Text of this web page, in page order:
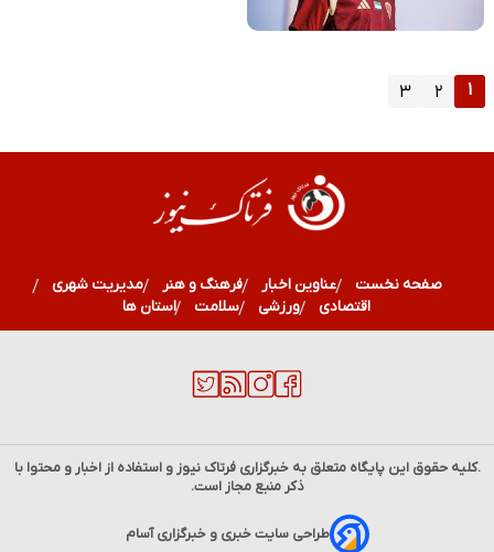
۱ ۲ ۳
صفحه نخست عناوین اخبار فرهنگ و هنر
مدیریت شهری
اقتصادی
ورزشی سلامت استان ها
.کلیه حقوق این پایگاه متعلق به خبرگزاریفرتاک نیوز و استفاده از اخبار و محتوا با
ذکر منبع مجاز است.
طراحی سایت خبری و خبرگزاری آسام